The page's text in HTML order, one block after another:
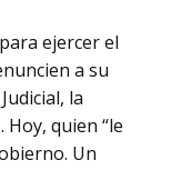
ejercer el
a su
la
quien “le
Un